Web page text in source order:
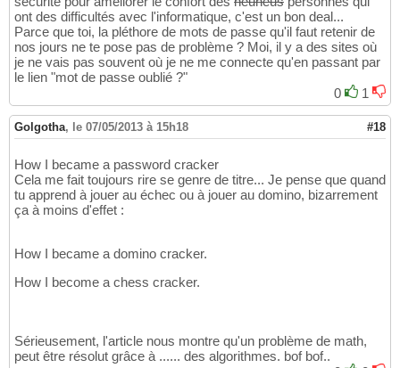
ont des difficultés avec l'informatique, c'est un bon deal...
Parce que toi, la pléthore de mots de passe qu'il faut retenir de
nos jours ne te pose pas de problème ? Moi, il y a des sites où
je ne vais pas souvent où je ne me connecte qu'en passant par
le lien "mot de passe oublié ?"
0
1
Golgotha, le 07/05/2013 à 15h18 #18
How I became a password cracker
Cela me fait toujours rire se genre de titre... Je pense que quand
tu apprend à jouer au échec ou à jouer au domino, bizarrement
ça à moins d'effet :
How I became a domino cracker.
How I become a chess cracker.
Sérieusement, l'article nous montre qu'un problème de math,
peut être résolut grâce à ...... des algorithmes. bof bof..